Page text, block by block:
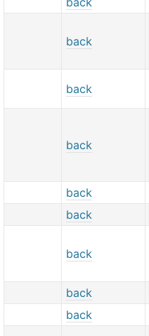
back
back
back
back
back
back
back
back